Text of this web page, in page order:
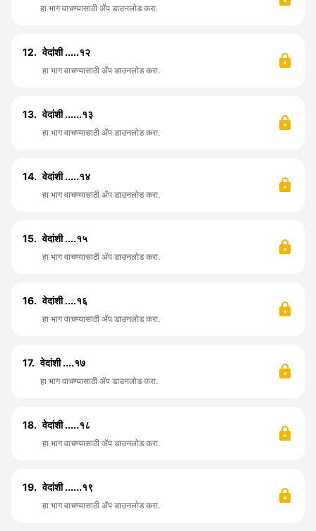
हा भाग वाचण्यासाठी ॲप डाउनलोड करा.
12. वेदांशी .....१२
हा भाग वाचण्यासाठी ॲप डाउनलोड करा.
13. वेदांशी ......१३
हा भाग वाचण्यासाठी ॲप डाउनलोड करा.
14. वेदांशी .....१४
हा भाग वाचण्यासाठी ॲप डाउनलोड करा.
15. वेदांशी ....१५
हा भाग वाचण्यासाठी ॲप डाउनलोड करा.
16. वेदांशी ....१६
हा भाग वाचण्यासाठी ॲप डाउनलोड करा.
17. वेदांशी ....१७
हा भाग वाचण्यासाठी ॲप डाउनलोड करा.
18. वेदांशी .....१८
हा भाग वाचण्यासाठी ॲप डाउनलोड करा.
19. वेदांशी ......१९
हा भाग वाचण्यासाठी ॲप डाउनलोड करा.